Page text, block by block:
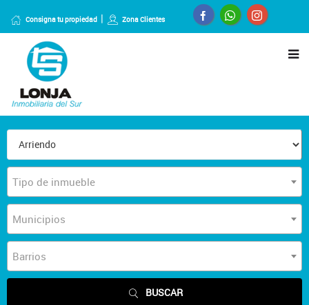
Consigna tu propiedad Zona Clientes
Tipo de inmueble
Municipios
Barrios
BUSCAR